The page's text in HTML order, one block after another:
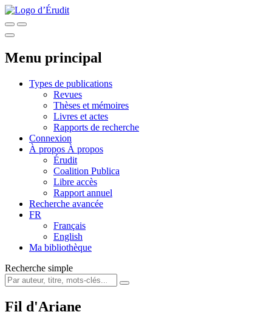
Menu principal
Types de publications
Revues
Thèses et mémoires
Livres et actes
Rapports de recherche
Connexion
À propos À propos
Érudit
Coalition Publica
Libre accès
Rapport annuel
Recherche avancée
FR
Français
English
Ma bibliothèque
Recherche simple
Fil d'Ariane